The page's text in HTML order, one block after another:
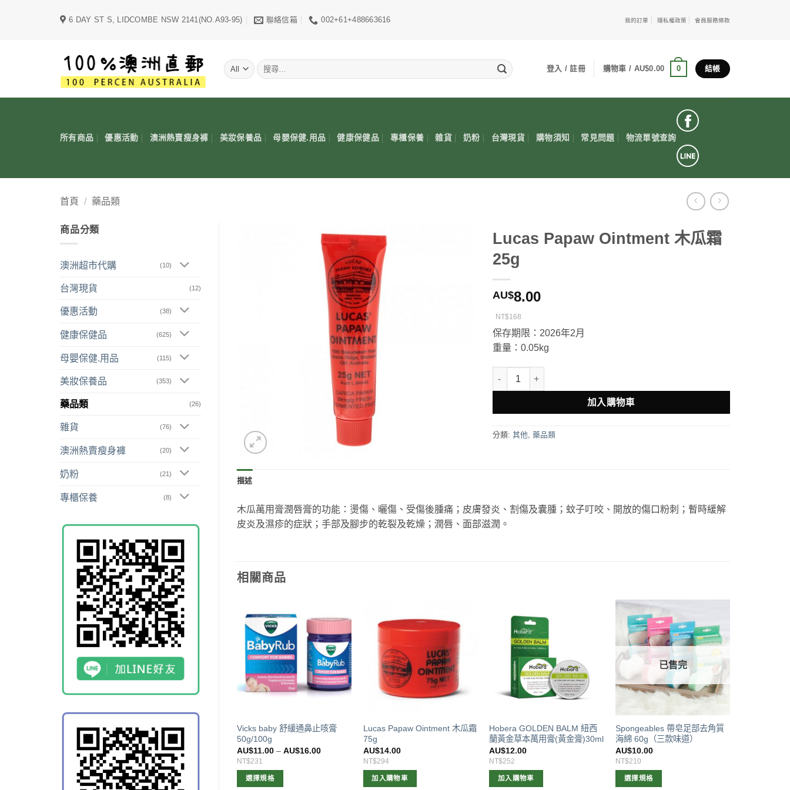
6 DAY ST S, LIDCOMBE NSW 2141(NO.A93-95) 聯絡信箱 002+61+488663616 我的訂單 隱私權政策 會員服務條款
搜
尋
鍵
登入 / 註冊 購物車 / AU$0.00 0 結帳
所有商品 優惠活動 澳洲熱賣瘦身褲 美妝保養品 母嬰保健.用品 健康保健品 專櫃保養 雜貨 奶粉 台灣現貨 購物須知 常見問題 物流單號查詢
首頁 / 藥品類
商品分類
澳洲超市代購 (10)
台灣現貨 (12)
優惠活動 (38)
健康保健品 (625)
母嬰保健.用品 (115)
美妝保養品 (353)
藥品類 (26)
雜貨 (76)
澳洲熱賣瘦身褲 (20)
奶粉 (21)
專櫃保養 (8)
Lucas Papaw Ointment 木瓜霜
25g
AU$8.00
NT$168
保存期限：2026年2月
重量：0.05kg
Lucas Papaw Ointment 木瓜霜 25g 數量
加入購物車
分類: 其他, 藥品類
描述
木瓜萬用膏潤唇膏的功能：燙傷、曬傷、受傷後腫痛；皮膚發炎、割傷及囊腫；蚊子叮咬、開放的傷口粉刺；暫時緩解
皮炎及濕疹的症狀；手部及腳步的乾裂及乾燥；潤唇、面部滋潤。
相關商品
Vicks baby 舒緩通鼻止咳膏
50g/100g
AU$11.00– AU$16.00
NT$231
選擇規格
Lucas Papaw Ointment 木瓜霜
75g
AU$14.00
NT$294
加入購物車
Hobera GOLDEN BALM 紐西
蘭黃金草本萬用膏(黃金膏)30ml
AU$12.00
NT$252
加入購物車
已售完
Spongeables 帶皂足部去角質
海綿 60g（三款味道）
AU$10.00
NT$210
選擇規格
澳洲羊奶皂100g(10
Melrose Essential Greens 全能
綠瘦子200g（新包裝）
AU$26.00
NT$547
加入購物車